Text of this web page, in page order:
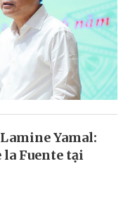
Yamal:
la Fuente tại